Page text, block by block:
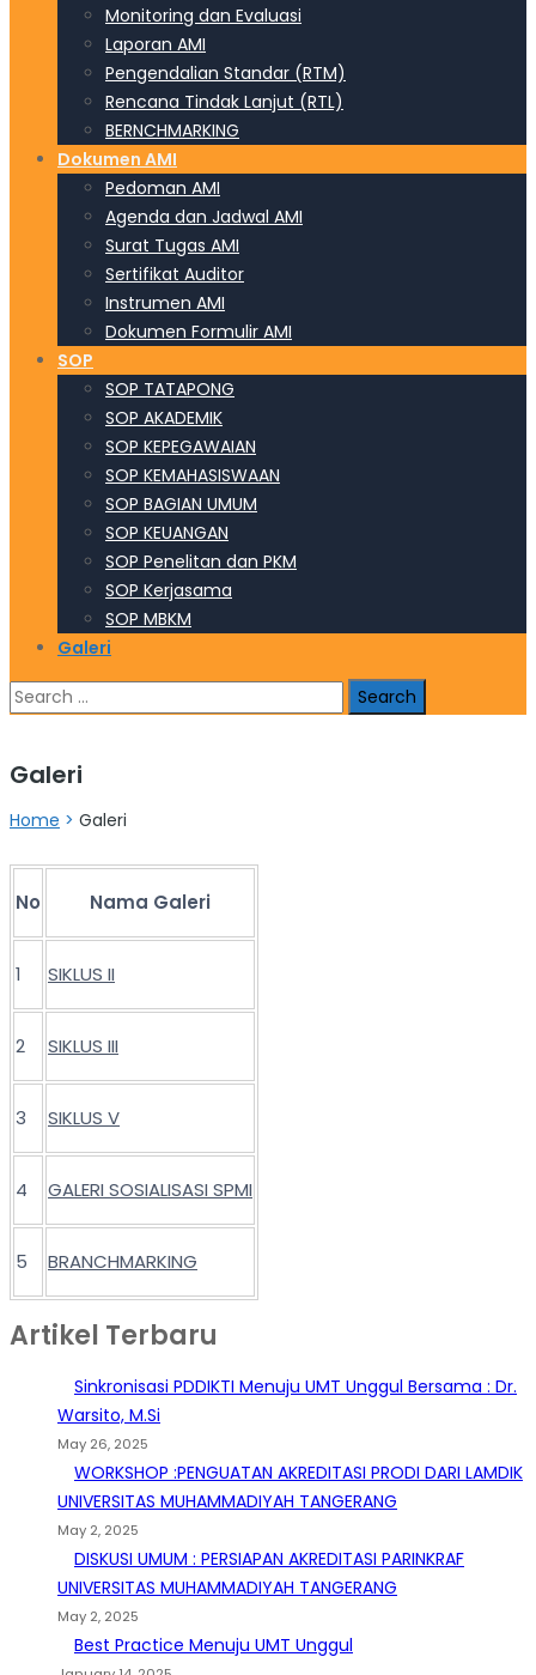
Monitoring dan Evaluasi
Laporan AMI
Pengendalian Standar (RTM)
Rencana Tindak Lanjut (RTL)
BERNCHMARKING
Dokumen AMI
Pedoman AMI
Agenda dan Jadwal AMI
Surat Tugas AMI
Sertifikat Auditor
Instrumen AMI
Dokumen Formulir AMI
SOP
SOP TATAPONG
SOP AKADEMIK
SOP KEPEGAWAIAN
SOP KEMAHASISWAAN
SOP BAGIAN UMUM
SOP KEUANGAN
SOP Penelitan dan PKM
SOP Kerjasama
SOP MBKM
Galeri
Search
for:
Galeri
Home > Galeri
No Nama Galeri
1 SIKLUS II
2 SIKLUS III
3 SIKLUS V
4 GALERI SOSIALISASI SPMI
5 BRANCHMARKING
Artikel Terbaru
Sinkronisasi PDDIKTI Menuju UMT Unggul Bersama : Dr.
Warsito, M.Si
May 26, 2025
WORKSHOP :PENGUATAN AKREDITASI PRODI DARI LAMDIK
UNIVERSITAS MUHAMMADIYAH TANGERANG
May 2, 2025
DISKUSI UMUM : PERSIAPAN AKREDITASI PARINKRAF
UNIVERSITAS MUHAMMADIYAH TANGERANG
May 2, 2025
Best Practice Menuju UMT Unggul